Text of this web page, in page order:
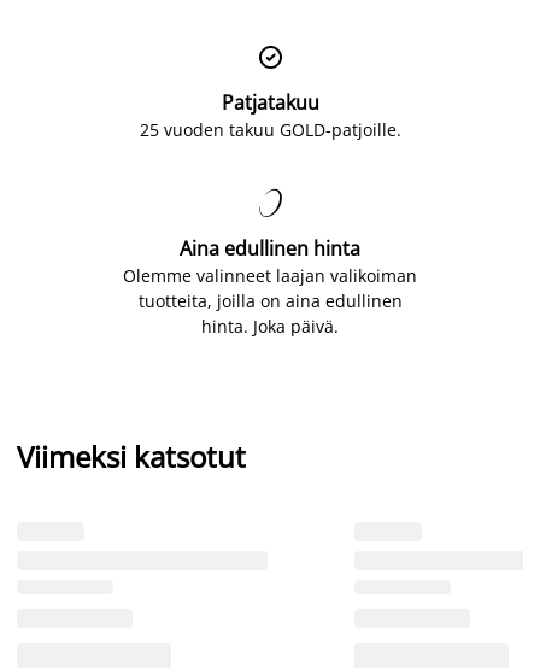

Patjatakuu
25 vuoden takuu GOLD-patjoille.

Aina edullinen hinta
Olemme valinneet laajan valikoiman
tuotteita, joilla on aina edullinen
hinta. Joka päivä.
Viimeksi katsotut